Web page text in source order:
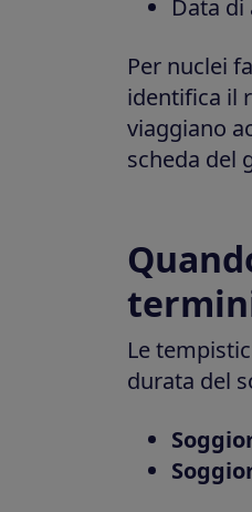
Data
Per nuclei
identifica il
viaggiano
scheda del
Le
durata del